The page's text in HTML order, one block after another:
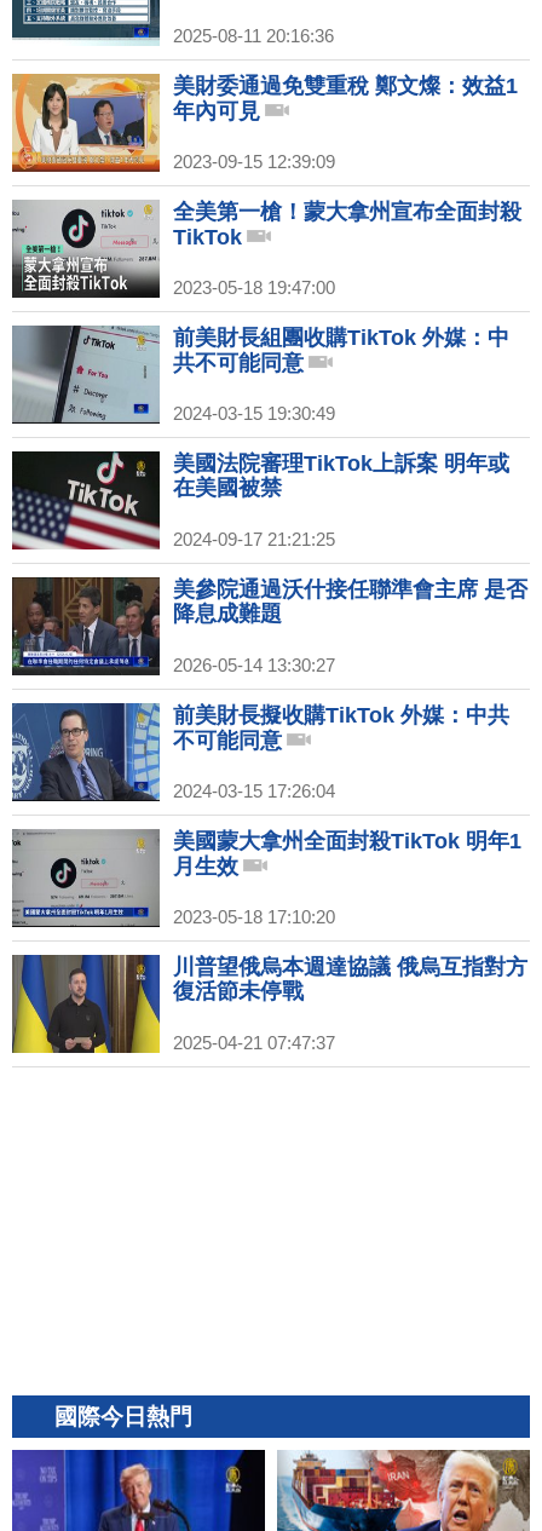
2025-08-11 20:16:36
美財委通過免雙重稅 鄭文燦：效益1
年內可見
2023-09-15 12:39:09
全美第一槍！蒙大拿州宣布全面封殺
TikTok
2023-05-18 19:47:00
前美財長組團收購TikTok 外媒：中
共不可能同意
2024-03-15 19:30:49
美國法院審理TikTok上訴案 明年或
在美國被禁
2024-09-17 21:21:25
美參院通過沃什接任聯準會主席 是否
降息成難題
2026-05-14 13:30:27
前美財長擬收購TikTok 外媒：中共
不可能同意
2024-03-15 17:26:04
美國蒙大拿州全面封殺TikTok 明年1
月生效
2023-05-18 17:10:20
川普望俄烏本週達協議 俄烏互指對方
復活節未停戰
2025-04-21 07:47:37
國際今日熱門